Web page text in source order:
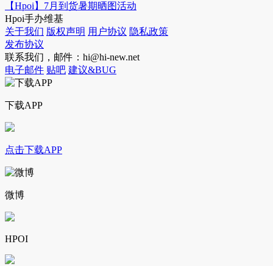
【Hpoi】7月到货暑期晒图活动
Hpoi手办维基
关于我们 版权声明 用户协议 隐私政策
发布协议
联系我们，邮件：hi@hi-new.net
电子邮件 贴吧 建议&BUG
下载APP
点击下载APP
微博
HPOI